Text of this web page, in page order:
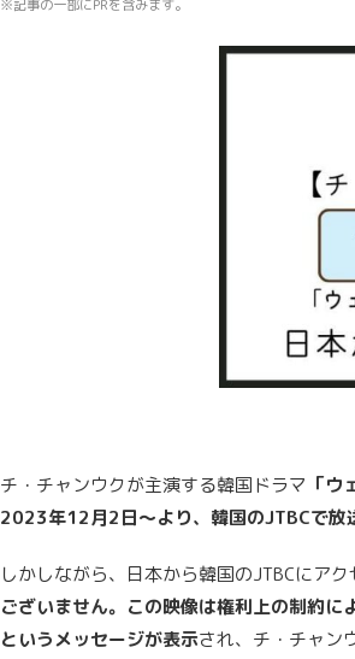
※記事の一部にPRを含みます。
チ・チャンウクが主演する韓国ドラマ 「ウ
2023年12月2日〜より、韓国のJTBCで放
しかしながら、日本から韓国のJTBCにアク
ございません。この映像は権利上の制約
というメッセージが表示され、チ・チャン